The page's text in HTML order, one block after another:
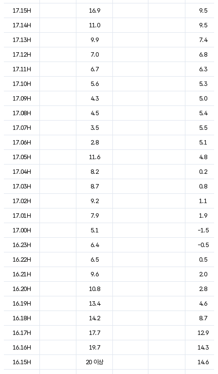
17.15H
16.9
9.5
17.14H
11.0
9.5
17.13H
9.9
7.4
17.12H
7.0
6.8
17.11H
6.7
6.3
17.10H
5.6
5.3
17.09H
4.3
5.0
17.08H
4.5
5.4
17.07H
3.5
5.5
17.06H
2.8
5.1
17.05H
11.6
4.8
17.04H
8.2
0.2
17.03H
8.7
0.8
17.02H
9.2
1.1
17.01H
7.9
1.9
17.00H
5.1
-1.5
16.23H
6.4
-0.5
16.22H
6.5
0.5
16.21H
9.6
2.0
16.20H
10.8
2.8
16.19H
13.4
4.6
16.18H
14.2
8.7
16.17H
17.7
12.9
16.16H
19.7
14.3
16.15H
20 이상
14.6